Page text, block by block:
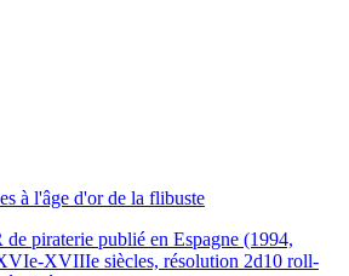
à l'âge d'or de la flibuste
de piraterie publié en Espagne (1994,
XVIIIe siècles, résolution 2d10 roll-